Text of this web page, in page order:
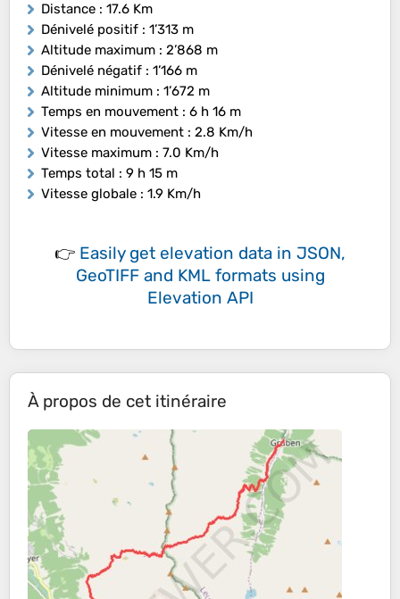
Distance : 17.6 Km
Dénivelé positif : 1’313 m
Altitude maximum : 2’868 m
Dénivelé négatif : 1’166 m
Altitude minimum : 1’672 m
Temps en mouvement : 6 h 16 m
Vitesse en mouvement : 2.8 Km/h
Vitesse maximum : 7.0 Km/h
Temps total : 9 h 15 m
Vitesse globale : 1.9 Km/h
👉 Easily get elevation data in JSON,
GeoTIFF and KML formats using
Elevation API
À propos de cet itinéraire